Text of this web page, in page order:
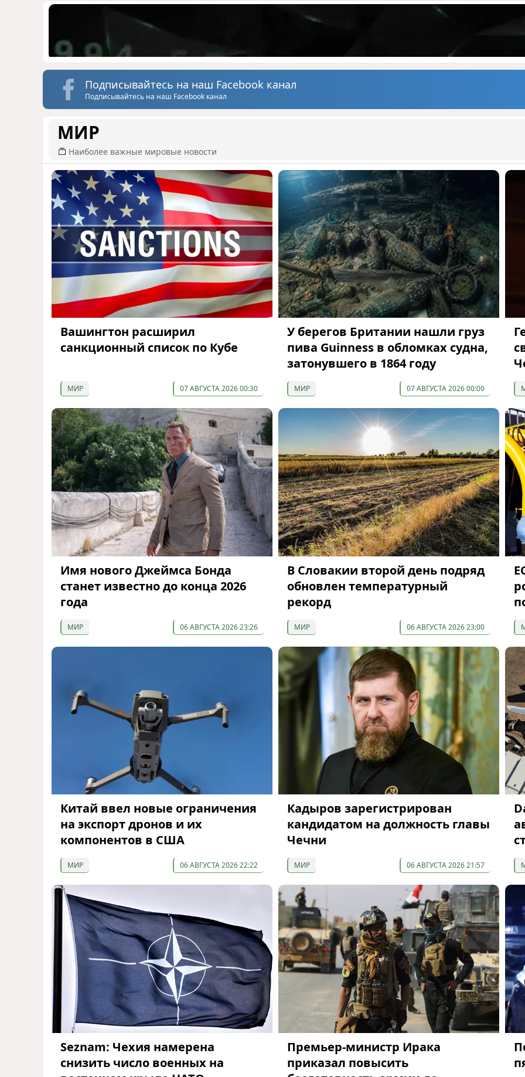
Подписывайтесь на наш Facebook канал
Подписывайтесь на наш Facebook канал
МИР
Наиболее важные мировые новости
Вашингтон расширил
санкционный список по Кубе
МИР 07 АВГУСТА 2026 00:30
У берегов Британии нашли груз
пива Guinness в обломках судна,
затонувшего в 1864 году
МИР 07 АВГУСТА 2026 00:00
Имя нового Джеймса Бонда
станет известно до конца 2026
года
МИР 06 АВГУСТА 2026 23:26
В Словакии второй день подряд
обновлен температурный
рекорд
МИР 06 АВГУСТА 2026 23:00
Китай ввел новые ограничения
на экспорт дронов и их
компонентов в США
МИР 06 АВГУСТА 2026 22:22
Кадыров зарегистрирован
кандидатом на должность главы
Чечни
МИР 06 АВГУСТА 2026 21:57
Seznam: Чехия намерена
снизить число военных на
Премьер-министр Ирака
приказал повысить